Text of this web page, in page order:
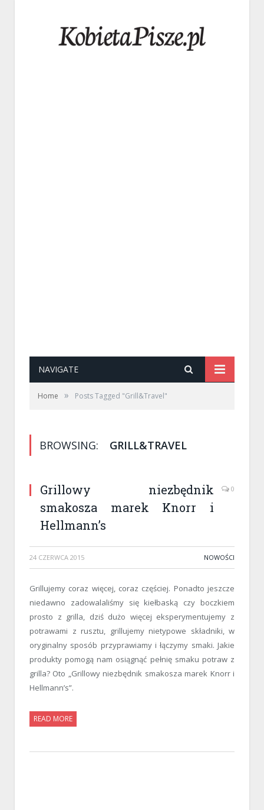
NAVIGATE
Home » Posts Tagged "Grill&Travel"
BROWSING: GRILL&TRAVEL
Grillowy niezbędnik
smakosza marek Knorr i
Hellmann’s
0
24 CZERWCA 2015 NOWOŚCI
Grillujemy coraz więcej, coraz częściej. Ponadto jeszcze
niedawno zadowalaliśmy się kiełbaską czy boczkiem
prosto z grilla, dziś dużo więcej eksperymentujemy z
potrawami z rusztu, grillujemy nietypowe składniki, w
oryginalny sposób przyprawiamy i łączymy smaki. Jakie
produkty pomogą nam osiągnąć pełnię smaku potraw z
grilla? Oto „Grillowy niezbędnik smakosza marek Knorr i
Hellmann’s”.
READ MORE